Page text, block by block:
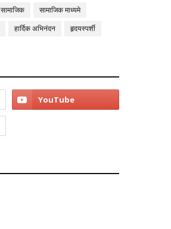
सामाजिक
सामाजिक माध्यमे
हार्दिक अभिनंदन हृदयस्पर्शी